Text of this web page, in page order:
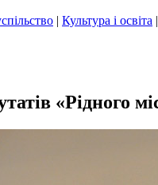
| Культура і освіта |
«Рідного